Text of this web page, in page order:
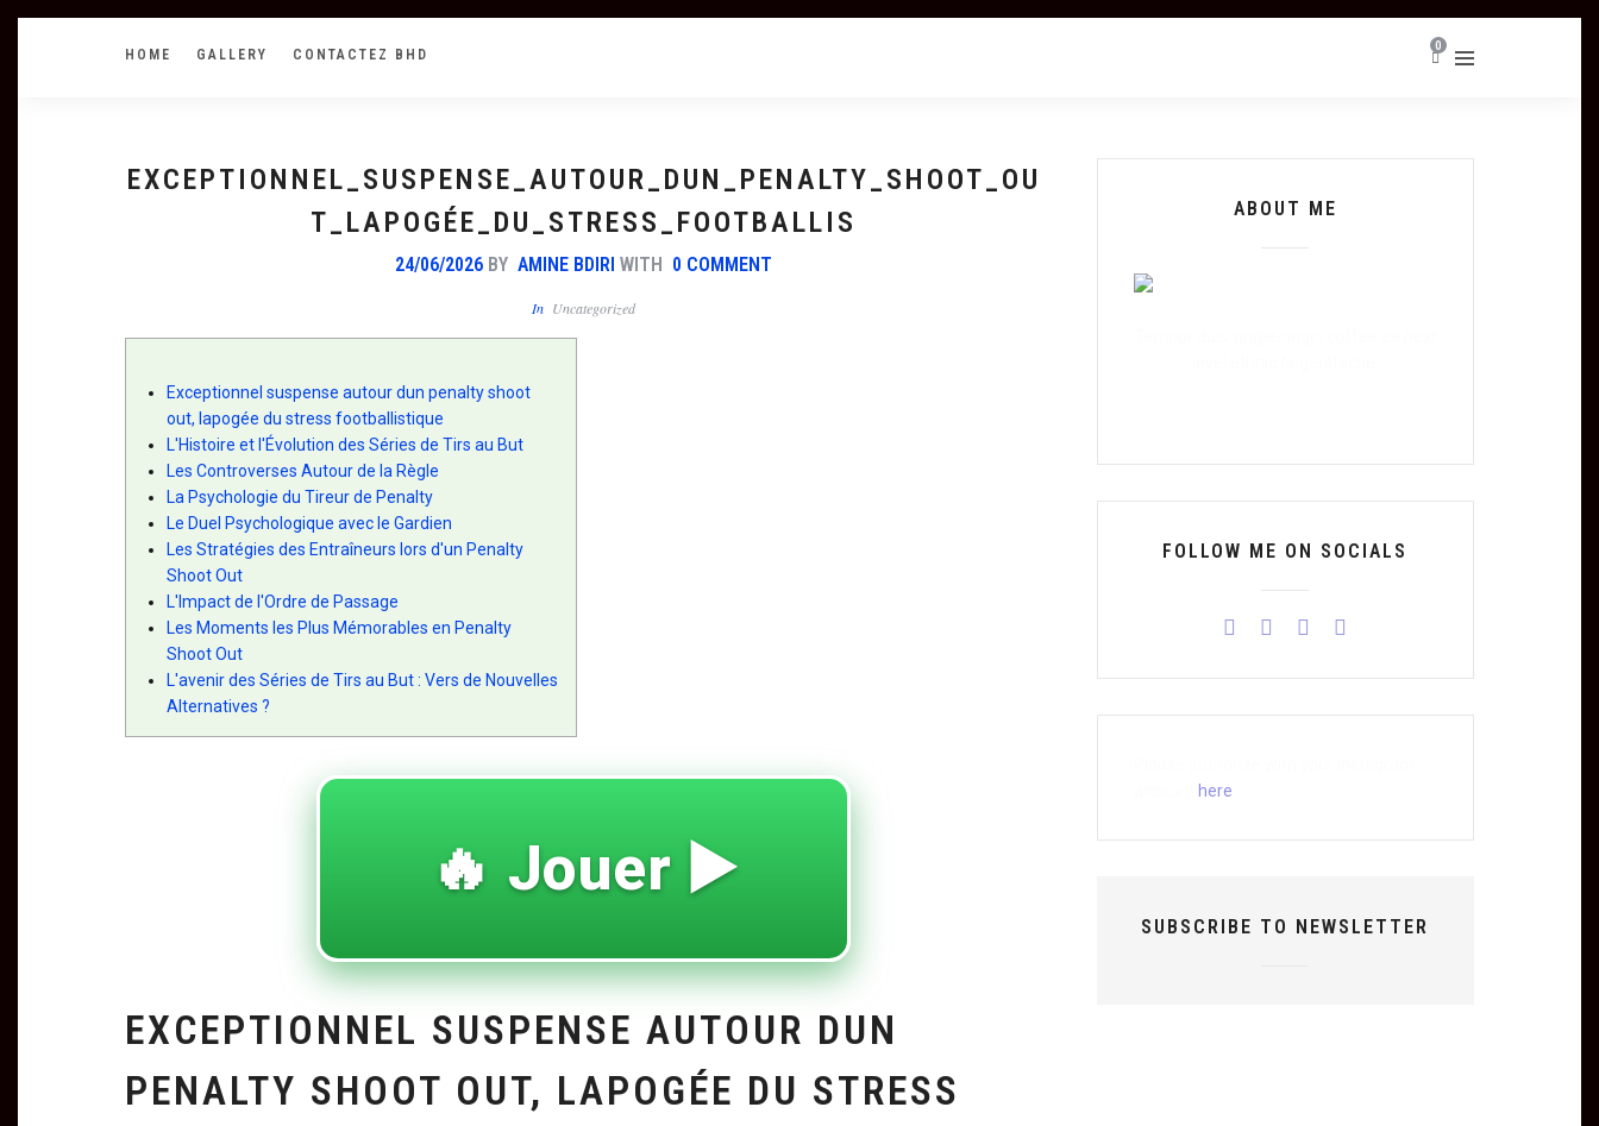
HOME GALLERY CONTACTEZ BHD
0
EXCEPTIONNEL_SUSPENSE_AUTOUR_DUN_PENALTY_SHOOT_OU
T_LAPOGÉE_DU_STRESS_FOOTBALLIS
24/06/2026 BYAMINE BDIRI WITH 0 COMMENT
In Uncategorized
Exceptionnel suspense autour dun penalty shoot
out, lapogée du stress footballistique
L'Histoire et l'Évolution des Séries de Tirs au But
Les Controverses Autour de la Règle
La Psychologie du Tireur de Penalty
Le Duel Psychologique avec le Gardien
Les Stratégies des Entraîneurs lors d'un Penalty
Shoot Out
L'Impact de l'Ordre de Passage
Les Moments les Plus Mémorables en Penalty
Shoot Out
L'avenir des Séries de Tirs au But : Vers de Nouvelles
Alternatives ?
🔥 Jouer ▶️
EXCEPTIONNEL SUSPENSE AUTOUR DUN
PENALTY SHOOT OUT, LAPOGÉE DU STRESS
ABOUT ME
FOLLOW ME ON SOCIALS
here
SUBSCRIBE TO NEWSLETTER